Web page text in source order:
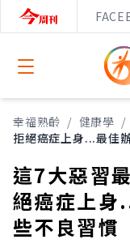
Open menu
幸福熟齡 / 健康學 /
拒絕癌症上身...最佳
這7大惡習
絕癌症上身
些不良習慣